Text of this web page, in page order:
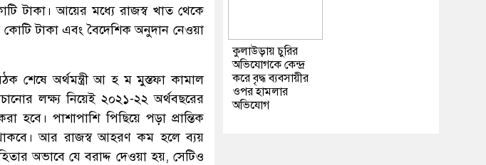
টাকা। আয়ের মধ্যে রাজস্ব খাত থেকে
কোটি টাকা এবং বৈদেশিক অনুদান নেওয়া
শেষে অর্থমন্ত্রী আ হ ম মুস্তফা কামাল
লক্ষ্য নিয়েই ২০২১-২২ অর্থবছরের
হবে। পাশাপাশি পিছিয়ে পড়া প্রান্তিক
আর রাজস্ব আহরণ কম হলে ব্যয়
অভাবে যে বরাদ্দ দেওয়া হয়, সেটিও
কুলাউড়ায় চুরির
অভিযোগকে কেন্দ্র
করে বৃদ্ধ ব্যবসায়ীর
ওপর হামলার
অভিযোগ